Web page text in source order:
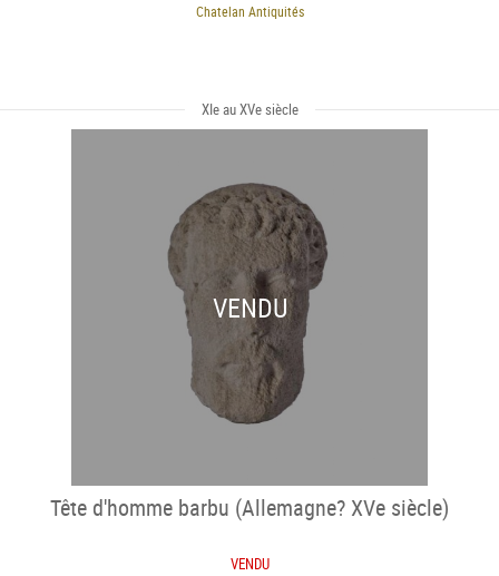
Chatelan Antiquités
XIe au XVe siècle
VENDU
Tête d'homme barbu (Allemagne? XVe siècle)
VENDU